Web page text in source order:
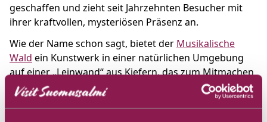
geschaffen und zieht seit Jahrzehnten Besucher mit
ihrer kraftvollen, mysteriösen Präsenz an.
Wie der Name schon sagt, bietet der Musikalische
Wald ein Kunstwerk in einer natürlichen Umgebung
auf einer „Leinwand“ aus Kiefern, das zum Mitmachen
einlädt. Der Ort ist ideal für Familien mit Kindern oder
Gruppen, da das Spielen mehrerer Instrumente die